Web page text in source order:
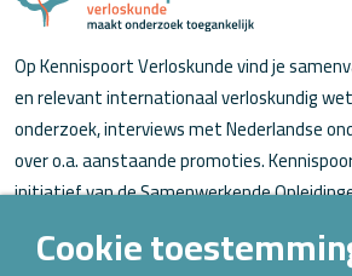
Op Kennispoort Verloskunde vind je
en relevant internationaal verloskundig
onderzoek, interviews met Nederlandse
over o.a. aanstaande promoties.
initiatief van de Samenwerkende
Cookie